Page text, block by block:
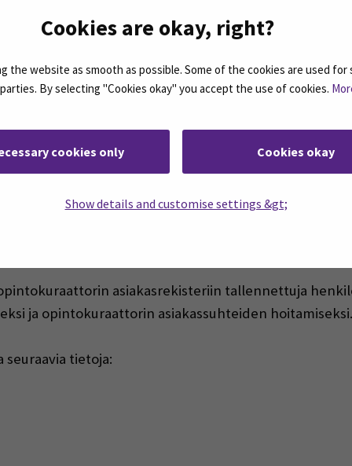
Cookies are okay, right?
the website as smooth as possible. Some of the cookies are used
By selecting "Cookies okay" you accept the use of cookies.
cookies only Cookies okay
Show details and customise settings &gt;
peruste
asiakasrekisteriin tallennettuja
ja opintokuraattorin asiakassuhteiden hoitamiseksi.
seuraavia tietoja: